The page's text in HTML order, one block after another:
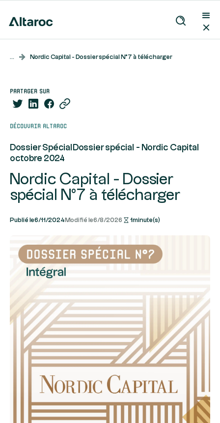
... Nordic Capital - Dossier spécial N°7 à télécharger
partager sur
Découvrir Altaroc
Dossier Spécial Dossier spécial - Nordic Capital
octobre 2024
Nordic Capital - Dossier
spécial N°7 à télécharger
Publié le6/11/2024 Modifié le6/8/2026 1minute(s)